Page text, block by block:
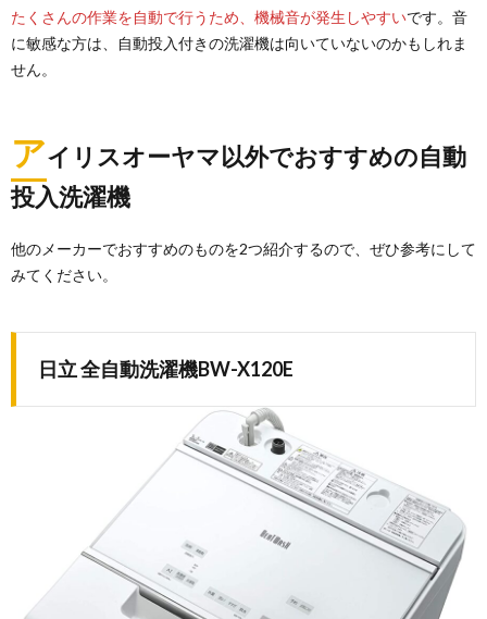
たくさんの作業を自動で行うため、機械音が発生しやすいです。音
に敏感な方は、自動投入付きの洗濯機は向いていないのかもしれま
せん。
アイリスオーヤマ以外でおすすめの自動
投入洗濯機
他のメーカーでおすすめのものを2つ紹介するので、ぜひ参考にして
みてください。
日立 全自動洗濯機BW-X120E